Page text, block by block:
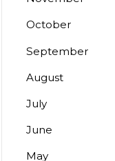
October
September
August
July
June
May